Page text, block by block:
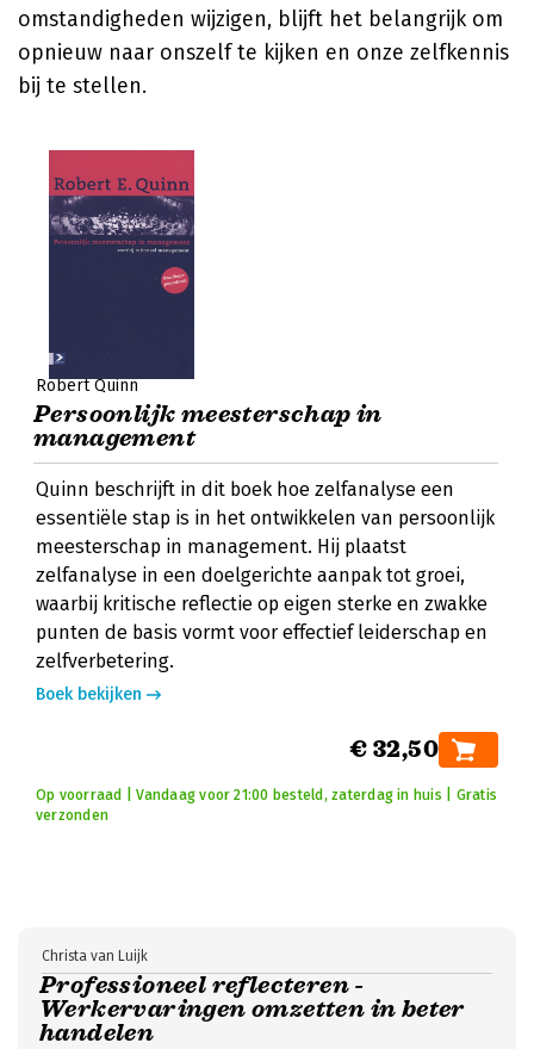
omstandigheden wijzigen, blijft het belangrijk om
opnieuw naar onszelf te kijken en onze zelfkennis
bij te stellen.
Robert Quinn
Persoonlijk meesterschap in
management
Quinn beschrijft in dit boek hoe zelfanalyse een
essentiële stap is in het ontwikkelen van persoonlijk
meesterschap in management. Hij plaatst
zelfanalyse in een doelgerichte aanpak tot groei,
waarbij kritische reflectie op eigen sterke en zwakke
punten de basis vormt voor effectief leiderschap en
zelfverbetering.
Boek bekijken
€ 32,50
Op voorraad | Vandaag voor 21:00 besteld, zaterdag in huis | Gratis
verzonden
Professioneel reflecteren -
Werkervaringen omzetten in beter
handelen
Christa van Luijk